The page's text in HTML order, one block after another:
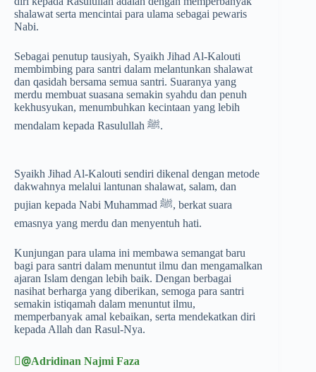
shalawat serta mencintai para ulama sebagai pewaris
Nabi.
Sebagai penutup tausiyah, Syaikh Jihad Al-Kalouti
membimbing para santri dalam melantunkan shalawat
dan qasidah bersama semua santri. Suaranya yang
merdu membuat suasana semakin syahdu dan penuh
kekhusyukan, menumbuhkan kecintaan yang lebih
mendalam kepada Rasulullah ﷺ.
Syaikh Jihad Al-Kalouti sendiri dikenal dengan metode
dakwahnya melalui lantunan shalawat, salam, dan
pujian kepada Nabi Muhammad ﷺ, berkat suara
emasnya yang merdu dan menyentuh hati.
Kunjungan para ulama ini membawa semangat baru
bagi para santri dalam menuntut ilmu dan mengamalkan
ajaran Islam dengan lebih baik. Dengan berbagai
nasihat berharga yang diberikan, semoga para santri
semakin istiqamah dalam menuntut ilmu,
memperbanyak amal kebaikan, serta mendekatkan diri
kepada Allah dan Rasul-Nya.
@ِAdridinan Najmi Faza